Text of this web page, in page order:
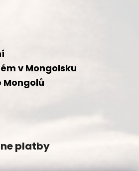
v Mongolsku
Mongolů
platby